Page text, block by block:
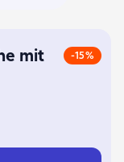
mit
-15%